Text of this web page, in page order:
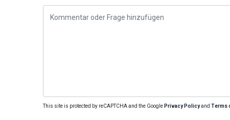
This site is protected by reCAPTCHA and the Google Privacy Policyand Terms